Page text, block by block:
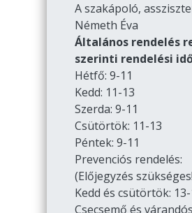
A szakápoló,
Németh Éva
Általános rendelés
szerinti rendelési
Hétfő: 9-11
Kedd: 11-13
Szerda: 9-11
Csütörtök: 11-13
Péntek: 9-11
Prevenciós rendelés:
(Előjegyzés
Kedd és csütörtök:
Csecsemő és várandós